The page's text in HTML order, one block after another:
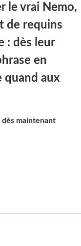
le vrai Nemo,
de requins
: dès leur
en
quand aux
maintenant